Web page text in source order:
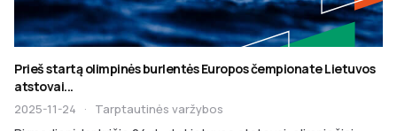
Prieš startą olimpinės burlentės Europos čempionate Lietuvos
atstovai...
2025-11-24 · Tarptautinės varžybos